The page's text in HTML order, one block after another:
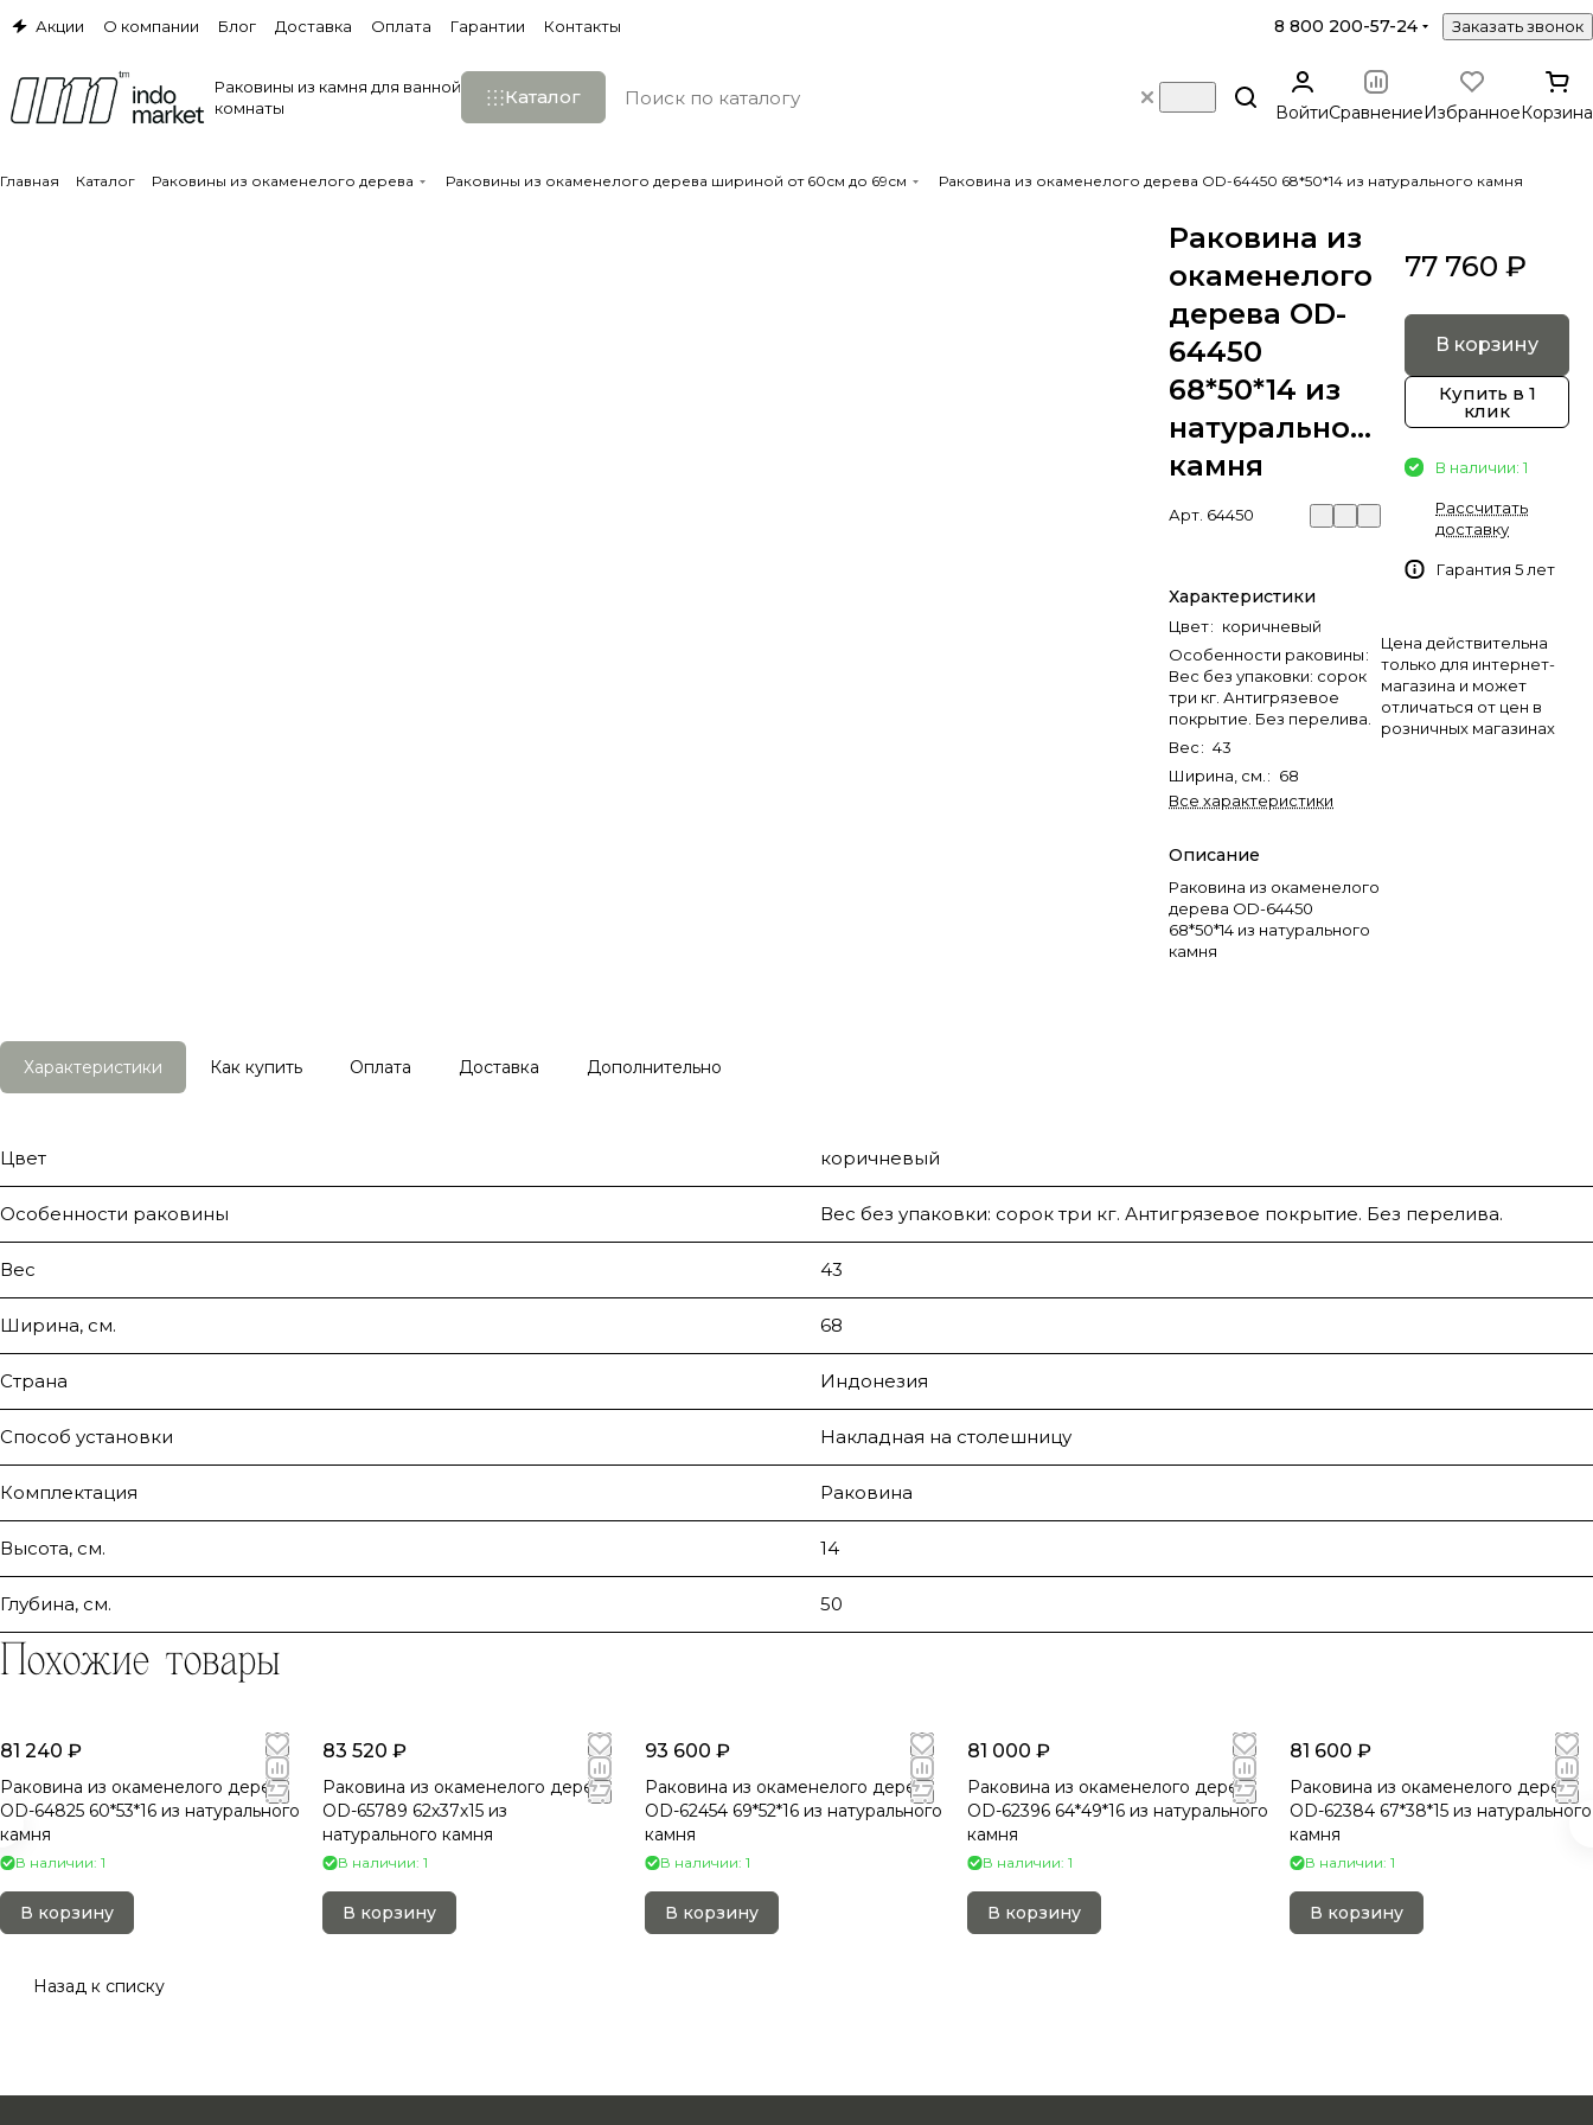
Акции О компании Блог Доставка Оплата Гарантии Контакты 8 800 200-57-24 Заказать звонок
Раковины из камня для ванной
комнаты
Каталог
ВойтиСравнениеИзбранноеКорзина
Главная Каталог Раковины из окаменелого дерева Раковины из окаменелого дерева шириной от 60см до 69см Раковина из окаменелого дерева OD-64450 68*50*14 из натурального камня
Раковина из
окаменелого
дерева OD-
64450
68*50*14 из
натурального
камня
Арт. 64450
Характеристики
Цвет: коричневый
Особенности раковины:
Вес без упаковки: сорок
три кг. Антигрязевое
покрытие. Без перелива.
Вес: 43
Ширина, см. : 68
Все характеристики
Описание
Раковина из окаменелого
дерева OD-64450
68*50*14 из натурального
камня
77 760 ₽
В корзину
Купить в 1
клик
В наличии: 1
Рассчитать
доставку
Гарантия 5 лет
Цена действительна
только для интернет-
магазина и может
отличаться от цен в
розничных магазинах
Характеристики Как купить Оплата Доставка Дополнительно
Цвет коричневый
Особенности раковины Вес без упаковки: сорок три кг. Антигрязевое покрытие. Без перелива.
Вес 43
Ширина, см. 68
Страна Индонезия
Способ установки Накладная на столешницу
Комплектация Раковина
Высота, см. 14
Глубина, см. 50
Похожие товары
81 240 ₽
Раковина из окаменелого дерева
OD-64825 60*53*16 из натурального
камня
В наличии: 1
В корзину
83 520 ₽
Раковина из окаменелого дерева
OD-65789 62х37х15 из
натурального камня
В наличии: 1
В корзину
93 600 ₽
Раковина из окаменелого дерева
OD-62454 69*52*16 из натурального
камня
В наличии: 1
В корзину
81 000 ₽
Раковина из окаменелого дерева
OD-62396 64*49*16 из натурального
камня
В наличии: 1
В корзину
81 600 ₽
Раковина из окаменелого дерева
OD-62384 67*38*15 из натурального
камня
В наличии: 1
В корзину
Назад к списку